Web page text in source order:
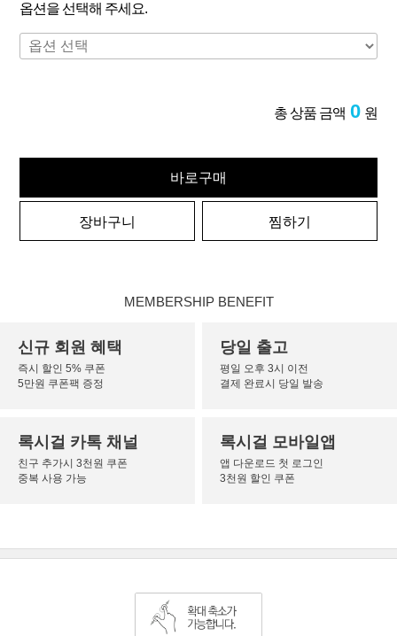
옵션을 선택해 주세요.
총 상품 금액 0 원
바로구매
장바구니 찜하기
MEMBERSHIP BENEFIT
신규 회원 혜택
즉시 할인 5% 쿠폰
5만원 쿠폰팩 증정
당일 출고
평일 오후 3시 이전
결제 완료시 당일 발송
록시걸 카톡 채널
친구 추가시 3천원 쿠폰
중복 사용 가능
록시걸 모바일앱
앱 다운로드 첫 로그인
3천원 할인 쿠폰